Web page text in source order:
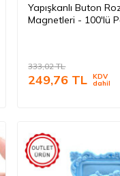
Yapışkanlı Buton
Magnetleri - 100'lü
333,02TL
249,76 TL KDV
dahil